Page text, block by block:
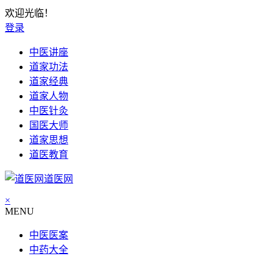
欢迎光临！
登录
中医讲座
道家功法
道家经典
道家人物
中医针灸
国医大师
道家思想
道医教育
道医网
×
MENU
中医医案
中药大全